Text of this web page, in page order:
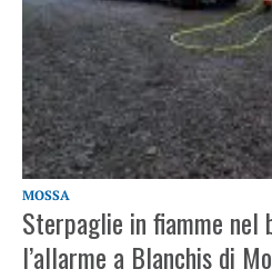
MOSSA
Sterpaglie in fiamme nel
l’allarme a Blanchis di